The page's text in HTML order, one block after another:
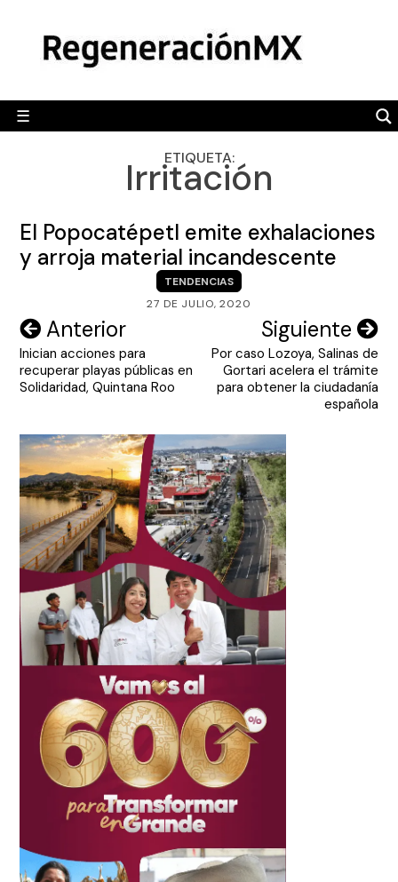
content
☰
POLÍTICA
CAMALEÓN
OPINIÓN
ENGLISH SECTION
VIDEOS
ETIQUETA:
Irritación
El Popocatépetl emite exhalaciones
y arroja material incandescente
TENDENCIAS
27 DE JULIO, 2020
Navegación
de
entradas
Anterior
Inician acciones para
recuperar playas públicas en
Solidaridad, Quintana Roo
Siguiente
Por caso Lozoya, Salinas de
Gortari acelera el trámite
para obtener la ciudadanía
española